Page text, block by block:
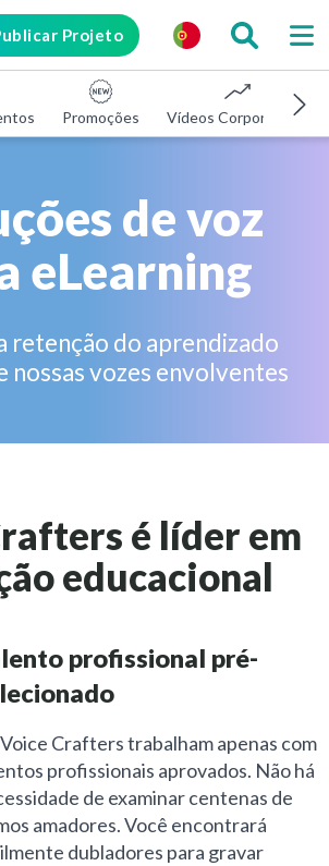
Projeto
Promoções Vídeos Corporativos
de voz
eLearning
retenção do aprendizado
nossas vozes envolventes
é líder em
educacional
profissional pré-
Crafters trabalham apenas com
profissionais aprovados. Não há
de examinar centenas de
amadores. Você encontrará
dubladores para gravar